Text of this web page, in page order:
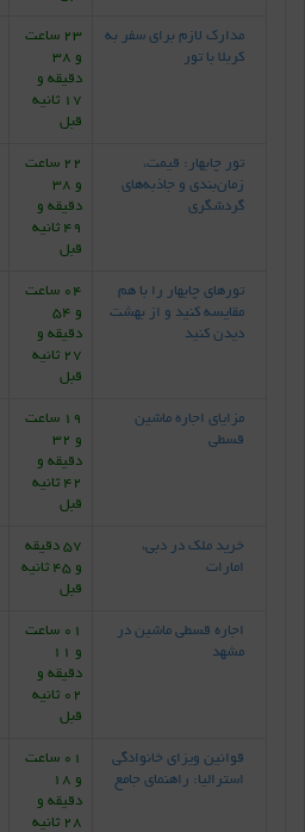
مدارک لازم برای سفر به
کربلا با تور
23 ساعت
و 38
دقیقه و
17 ثانیه
قبل
تور چابهار: قیمت،
زمان‌بندی و جاذبه‌های
گردشگری
22 ساعت
و 38
دقیقه و
49 ثانیه
قبل
تورهای چابهار را با هم
مقایسه کنید و از بهشت
دیدن کنید
04 ساعت
و 54
دقیقه و
27 ثانیه
قبل
مزایای اجاره ماشین
قسطی
19 ساعت
و 32
دقیقه و
42 ثانیه
قبل
خرید ملک در دبی،
امارات
57 دقیقه
و 45 ثانیه
قبل
اجاره قسطی ماشین در
مشهد
01 ساعت
و 11
دقیقه و
02 ثانیه
قبل
قوانین ویزای خانوادگی
استرالیا: راهنمای جامع
01 ساعت
و 18
دقیقه و
28 ثانیه